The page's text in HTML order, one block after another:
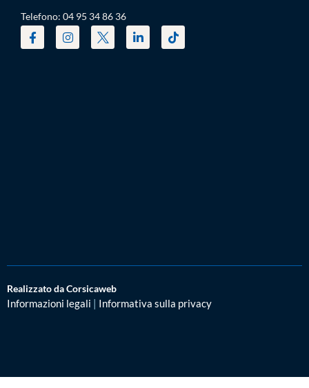
Telefono: 04 95 34 86 36
Realizzato da Corsicaweb
Informazioni legali | Informativa sulla privacy